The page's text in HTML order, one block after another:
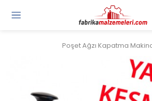
Poşet Ağzı Kapatma